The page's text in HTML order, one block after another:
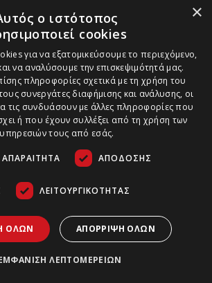
×
ο ιστότοπος
cookies
για να εξατομικεύσουμε το περιεχόμενο,
να αναλύσουμε την επισκεψιμότητά μας.
πληροφορίες σχετικά με τη χρήση του
συνεργάτες διαφήμισης και ανάλυσης, οι
τις συνδυάσουν με άλλες πληροφορίες που
ή που έχουν συλλέξει από τη χρήση των
υπηρεσιών τους από εσάς.
ΑΠΌΔΟΣΗΣ
ΛΕΙΤΟΥΡΓΙΚΌΤΗΤΑΣ
ΌΛΩΝ ΑΠΌΡΡΙΨΗ ΌΛΩΝ
ΛΕΠΤΟΜΕΡΕΙΏΝ